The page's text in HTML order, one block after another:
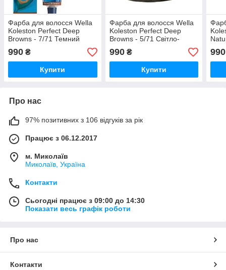
Фарба для волосся Wella
Koleston Perfect Deep
Browns - 7/71 Темний
блондин коричнево-
попелястий
990 ₴
Купити
Фарба для волосся Wella
Koleston Perfect Deep
Browns - 5/71 Світло-
коричневий, коричнево-
попелястий
990₴
Купити
990
Про нас
97% позитивних з 106 відгуків за рік
Працює з 06.12.2017
м. Миколаїв
Миколаїв, Україна
Контакти
Сьогодні працює з 09:00 до 14:30
Показати весь графік роботи
Про нас
Контакти